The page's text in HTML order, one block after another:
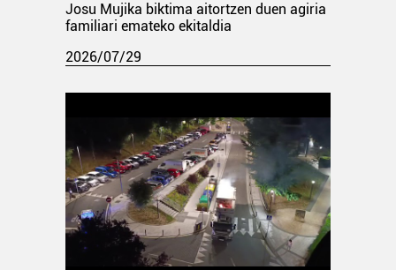
Josu Mujika biktima aitortzen duen agiria
familiari emateko ekitaldia
2026/07/29